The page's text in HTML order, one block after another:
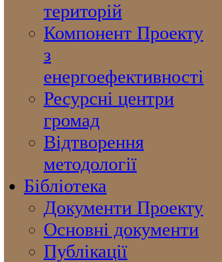
територій
Компонент Проекту
з
енергоефективності
Ресурсні центри
громад
Відтворення
методології
Бібліотека
Документи Проекту
Основні документи
Публікації